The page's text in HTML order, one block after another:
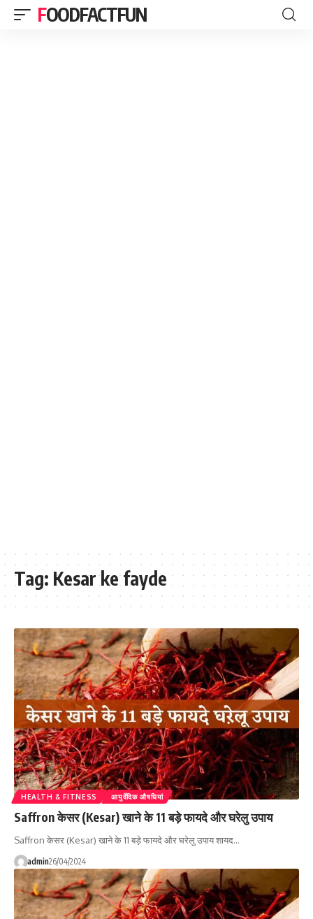
FOODFACTFUN
Tag: Kesar ke fayde
HEALTH & FITNESS आयुर्वेदिक औषधियां
Saffron केसर (Kesar) खाने के 11 बड़े फायदे और घरेलु उपाय
Saffron केसर (Kesar) खाने के 11 बड़े फायदे और घरेलु उपाय शायद…
admin26/04/2024